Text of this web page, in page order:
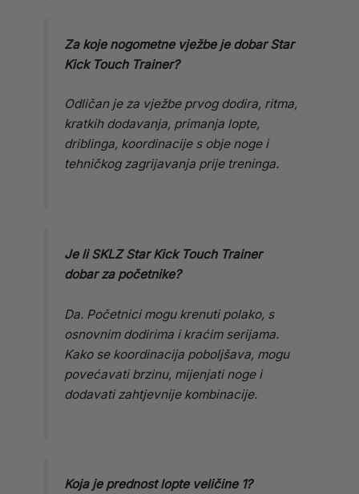
Za koje nogometne vježbe je dobar Star
Kick Touch Trainer?
Odličan je za vježbe prvog dodira, ritma,
kratkih dodavanja, primanja lopte,
driblinga, koordinacije s obje noge i
tehničkog zagrijavanja prije treninga.
Je li SKLZ Star Kick Touch Trainer
dobar za početnike?
Da. Početnici mogu krenuti polako, s
osnovnim dodirima i kraćim serijama.
Kako se koordinacija poboljšava, mogu
povećavati brzinu, mijenjati noge i
dodavati zahtjevnije kombinacije.
Koja je prednost lopte veličine 1?